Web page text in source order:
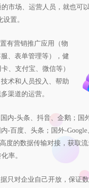
市场、运营人员，就也可
置。
有营销推广应用（物
、表单管理等），健
、支付宝、微信等）
术和人员投入、帮助
渠道的运营。
内-头条、抖音、企鹅；国外
-百度、头条；国外-Google
度的数据传输对接，获取
化率。
只对企业自己开放，保证数